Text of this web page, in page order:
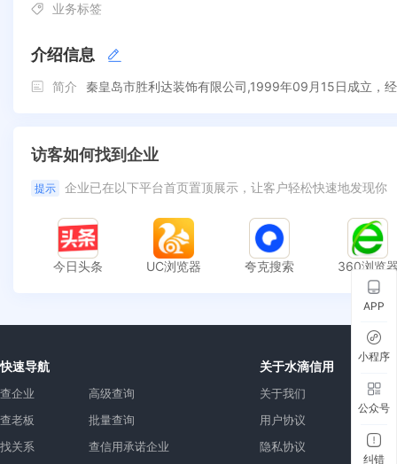
业务标签
介绍信息
简介 秦皇岛市胜利达装饰有限公司,1999年09月15日成立，
访客如何找到企业
提示 企业已在以下平台首页置顶展示，让客户轻松快速地发现你
今日头条 UC浏览器 夸克搜索 360浏览
快速导航
查企业
查老板
找关系
高级查询
批量查询
查信用承诺企业
关于水滴信用
关于我们
用户协议
隐私协议
APP
小程序
公众号
纠错